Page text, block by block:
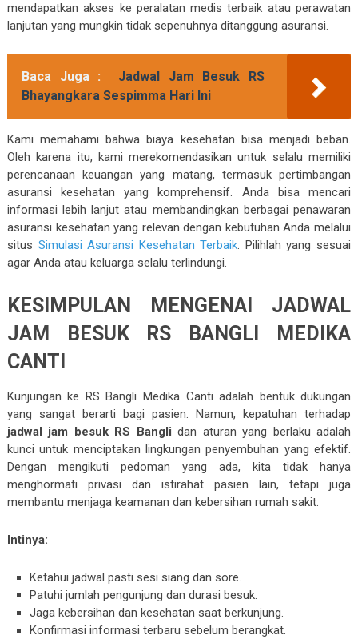
mendapatkan akses ke peralatan medis terbaik atau perawatan
lanjutan yang mungkin tidak sepenuhnya ditanggung asuransi.
Baca Juga :
Jadwal Jam Besuk RS
Bhayangkara Sespimma Hari Ini
Kami memahami bahwa biaya kesehatan bisa menjadi beban.
Oleh karena itu, kami merekomendasikan untuk selalu memiliki
perencanaan keuangan yang matang, termasuk pertimbangan
asuransi kesehatan yang komprehensif. Anda bisa mencari
informasi lebih lanjut atau membandingkan berbagai penawaran
asuransi kesehatan yang relevan dengan kebutuhan Anda melalui
situs Simulasi Asuransi Kesehatan Terbaik. Pilihlah yang sesuai
agar Anda atau keluarga selalu terlindungi.
KESIMPULAN MENGENAI JADWAL
JAM BESUK RS BANGLI MEDIKA
CANTI
Kunjungan ke RS Bangli Medika Canti adalah bentuk dukungan
yang sangat berarti bagi pasien. Namun, kepatuhan terhadap
jadwal jam besuk RS Bangli dan aturan yang berlaku adalah
kunci untuk menciptakan lingkungan penyembuhan yang efektif.
Dengan mengikuti pedoman yang ada, kita tidak hanya
menghormati privasi dan istirahat pasien lain, tetapi juga
membantu menjaga keamanan dan kebersihan rumah sakit.
Intinya:
Ketahui jadwal pasti sesi siang dan sore.
Patuhi jumlah pengunjung dan durasi besuk.
Jaga kebersihan dan kesehatan saat berkunjung.
Konfirmasi informasi terbaru sebelum berangkat.